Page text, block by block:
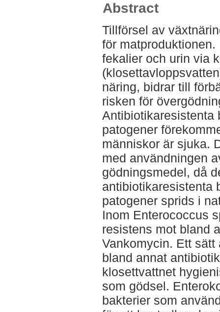
Abstract
Tillförsel av
för
fekalier och urin via
näring, bidrar till
risken för
Antibiotikaresistenta
patogener
människor är sjuka.
med användningen
gödningsmedel, då
antibiotikaresistenta
patogener sprids i
Inom Enterococcus
resistens mot bland
Vankomycin. Ett
bland annat
klosettvattnet
som gödsel.
bakterier som